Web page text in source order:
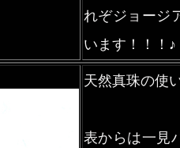
れぞジョージ
います！！！♪
天然真珠の使
表からは一見